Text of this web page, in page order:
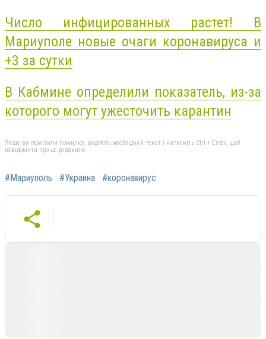
Число инфицированных растет! В
Мариуполе новые очаги коронавируса и
+3 за сутки
В Кабмине определили показатель, из-за
которого могут ужесточить карантин
Якщо ви помітили помилку, виділіть необхідний текст і натисніть Ctrl + Enter, щоб
повідомити про це редакцію
#Мариуполь #Украина #коронавирус